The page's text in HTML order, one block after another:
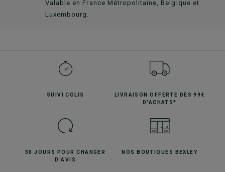
Valable en France Métropolitaine, Belgique et
Luxembourg.
SUIVICOLIS LIVRAISON OFFERTE
DÈS 99€
D'ACHATS*
30 JOURS POURCHANGER
D'AVIS
NOS BOUTIQUES BEXLEY